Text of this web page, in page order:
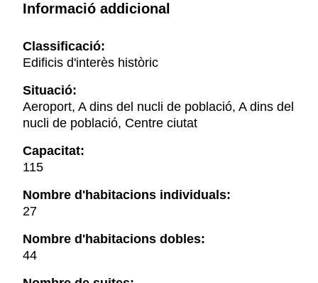
Informació addicional
Classificació:
Edificis d'interès històric
Situació:
Aeroport, A dins del nucli de població, A dins del
nucli de població, Centre ciutat
Capacitat:
115
Nombre d'habitacions individuals:
27
Nombre d'habitacions dobles:
44